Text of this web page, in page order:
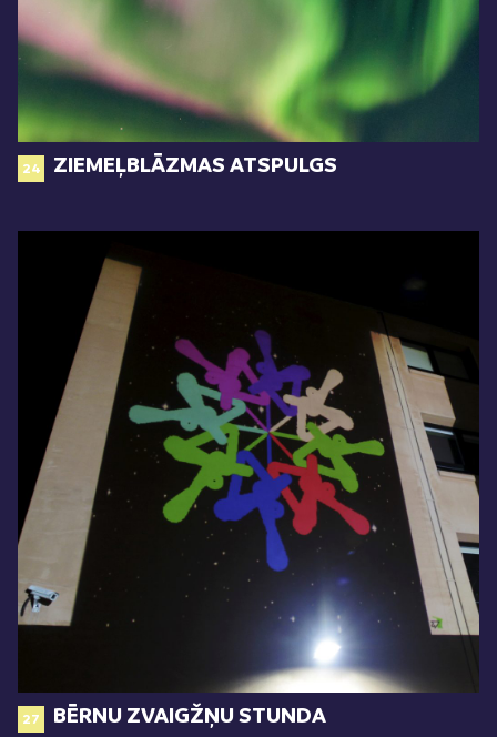
24 ZIEMEĻBLĀZMAS ATSPULGS
27 BĒRNU ZVAIGŽŅU STUNDA